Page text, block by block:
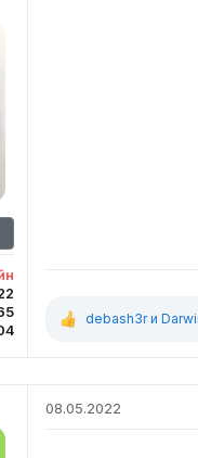
Р
и
debash3rи
08.05.2022